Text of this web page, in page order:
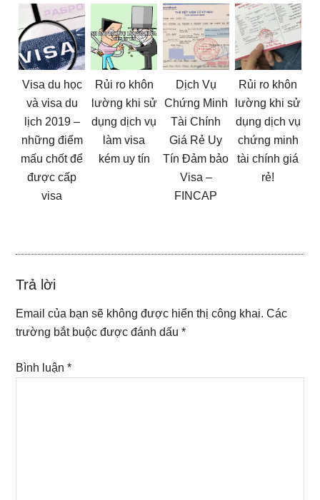
Visa du học
và visa du
lịch 2019 –
những điểm
mấu chốt để
được cấp
visa
Rủi ro khôn
lường khi sử
dụng dịch vụ
làm visa
kém uy tín
Dịch Vụ
Chứng Minh
Tài Chính
Giá Rẻ Uy
Tín Đảm bảo
Visa –
FINCAP
Rủi ro khôn
lường khi sử
dụng dịch vụ
chứng minh
tài chính giá
rẻ!
Reader
Trả lời
Email của bạn sẽ không được hiển thị công khai. Các
trường bắt buộc được đánh dấu*
Bình luận*